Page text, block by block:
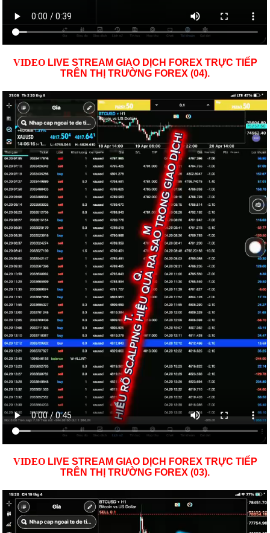
VIDEOLIVE STREAM GIAO DỊCH FOREX TRỰC TIẾP
TRÊN THỊ TRƯỜNG FOREX (04).
VIDEOLIVE STREAM GIAO DỊCH FOREX TRỰC TIẾP
TRÊN THỊ TRƯỜNG FOREX (03).